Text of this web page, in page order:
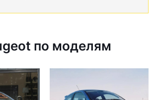
по моделям